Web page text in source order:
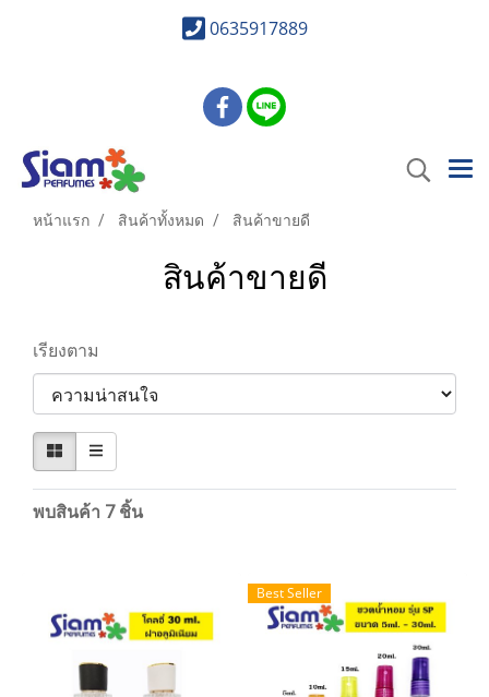
0635917889
หน้าแรก สินค้าทั้งหมด สินค้าขายดี
สินค้าขายดี
เรียงตาม
พบสินค้า 7 ชิ้น
Best Seller